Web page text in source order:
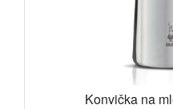
Konvička na